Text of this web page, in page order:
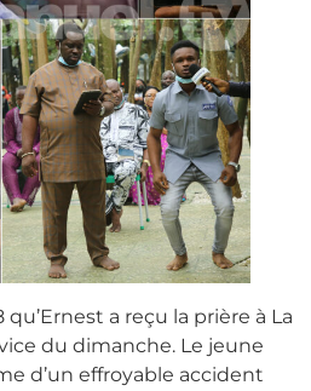
qu’Ernest a reçu la prière à La
du dimanche. Le jeune
d’un effroyable accident